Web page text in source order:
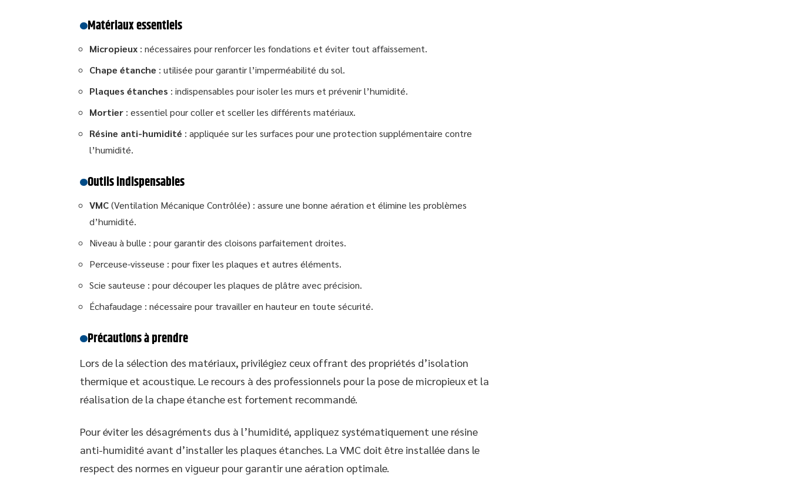
Matériaux essentiels
Micropieux : nécessaires pour renforcer les fondations et éviter tout affaissement.
Chape étanche : utilisée pour garantir l’imperméabilité du sol.
Plaques étanches : indispensables pour isoler les murs et prévenir l’humidité.
Mortier : essentiel pour coller et sceller les différents matériaux.
Résine anti-humidité : appliquée sur les surfaces pour une protection supplémentaire contre
l’humidité.
Outils indispensables
VMC(Ventilation Mécanique Contrôlée) : assure une bonne aération et élimine les problèmes
d’humidité.
Niveau à bulle : pour garantir des cloisons parfaitement droites.
Perceuse-visseuse : pour fixer les plaques et autres éléments.
Scie sauteuse : pour découper les plaques de plâtre avec précision.
Échafaudage : nécessaire pour travailler en hauteur en toute sécurité.
Précautions à prendre
Lors de la sélection des matériaux, privilégiez ceux offrant des propriétés d’isolation
thermique et acoustique. Le recours à des professionnels pour la pose de micropieux et la
réalisation de la chape étanche est fortement recommandé.
Pour éviter les désagréments dus à l’humidité, appliquez systématiquement une résine
anti-humidité avant d’installer les plaques étanches. La VMC doit être installée dans le
respect des normes en vigueur pour garantir une aération optimale.